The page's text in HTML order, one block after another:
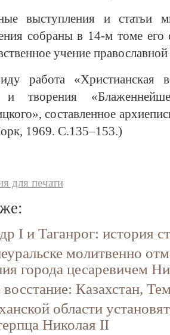
выступления и статьи
собраны в 14-м томе
учение
работа
и творения
составленное
1969. С.135–153.)
для печати
I и Таганрог: история
молитвенно
города цесаревичем
Казахстан,
области
Николая II